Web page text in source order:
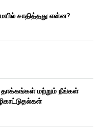
சாதித்தது என்ன?
மற்றும் நீங்கள்